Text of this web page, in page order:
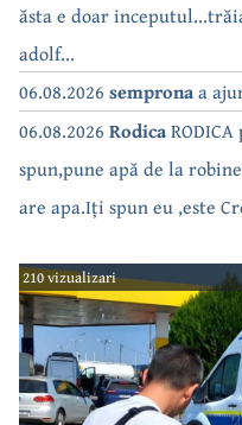
ăsta e doar
adolf...
06.08.2026 sempronaa
06.08.2026 Rodica
spun,pune apă de la
are apa.Iți spun eu ,este
210 vizualizari